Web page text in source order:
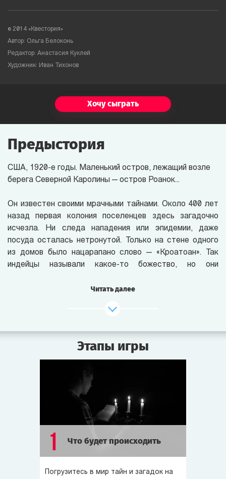
© 2014 «Квестория»
Автор: Ольга Белоконь
Редактор: Анастасия Куклей
Художник: Иван Тихонов
Хочу сыграть
Предыстория
США, 1920-е годы. Маленький остров, лежащий возле
берега Северной Каролины — остров Роанок...
Он известен своими мрачными тайнами. Около 400 лет
назад первая колония поселенцев здесь загадочно
исчезла. Ни следа нападения или эпидемии, даже
посуда осталась нетронутой. Только на стене одного
из домов было нацарапано слово — «Кроатоан». Так
индейцы называли какое-то божество, но они
колонии. Сегодняшнее лунное затмение совпадает
происходили странные события. Может, и на этот раз
что-то случится?..
Роанок полон слухов и легенд. Говорят, 100 лет назад
в старом доме Пергамов жил колдун — Эйб Пергам,
который похищал людей и приносил их в жертву
дьяволу. Однажды колдун загадочно исчез, но его дом
и по сей день обходят стороной. Ходят слухи, что
Говорят, на острове всем заправляет тайное общество,
Читать далее
Этапы игры
1 Что будет происходить
Погрузитесь в мир тайн и загадок на